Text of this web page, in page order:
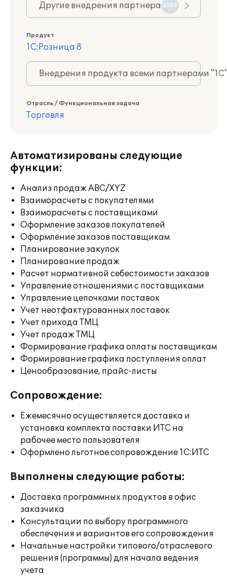
Другие внедрения партнера 2103
Продукт
1С:Розница 8
Внедрения продукта всеми партнерами
Отрасль / Функциональная задача
Торговля
Автоматизированы следующие
функции:
Анализ продаж ABC/XYZ
Взаиморасчеты с покупателями
Взаиморасчеты с поставщиками
Оформление заказов покупателей
Оформление заказов поставщикам
Планирование закупок
Планирование продаж
Расчет нормативной себестоимости заказов
Управление отношениями с поставщиками
Управление цепочками поставок
Учет неотфактурованных поставок
Учет прихода ТМЦ
Учет продаж ТМЦ
Формирование графика оплаты поставщикам
Формирование графика поступления оплат
Ценообразование, прайс-листы
Сопровождение:
Ежемесячно осуществляется доставка и
установка комплекта поставки ИТС на
рабочее место пользователя
Оформлено льготное сопровождение 1С:ИТС
Выполнены следующие работы:
Доставка программных продуктов в офис
заказчика
Консультации по выбору программного
обеспечения и вариантов его сопровождения
Начальные настройки типового/отраслевого
решения (программы) для начала ведения
учета